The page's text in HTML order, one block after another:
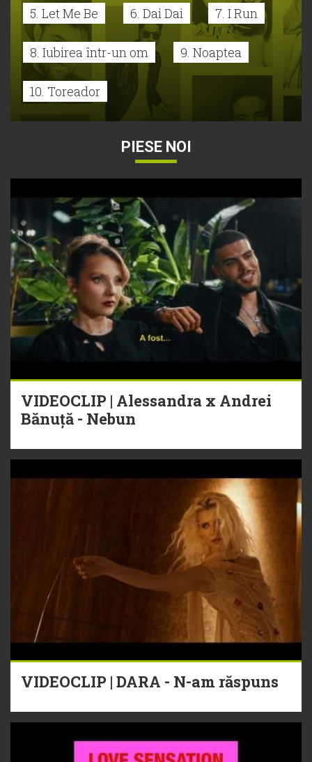
5. Let Me Be 6. Dai Dai 7. I Run
8. Iubirea într-un om 9. Noaptea
10. Toreador
PIESE NOI
VIDEOCLIP | Alessandra x Andrei
Bănuță - Nebun
VIDEOCLIP | DARA - N-am răspuns